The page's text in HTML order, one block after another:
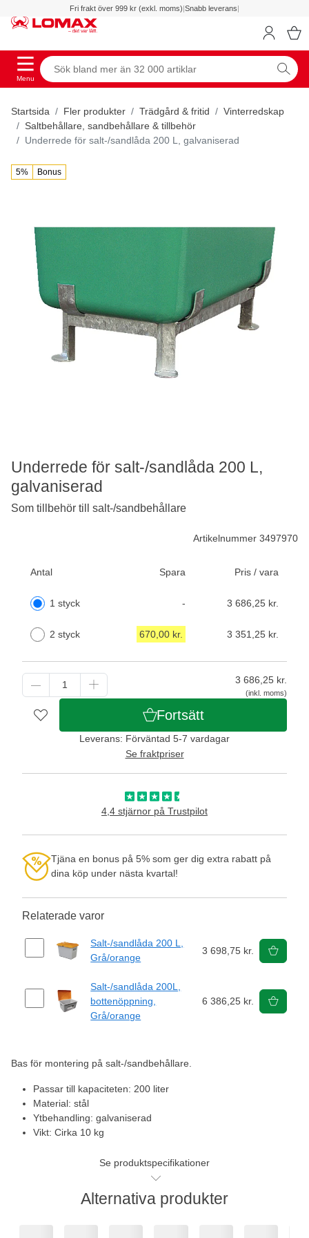
Fri frakt över 999 kr (exkl. moms)|Snabb leverans|
Menu
Startsida Fler produkter Trädgård & fritid
Vinterredskap
Saltbehållare, sandbehållare & tillbehör
Underrede för salt-/sandlåda 200 L, galvaniserad
5% Bonus
Bas för montering på salt-/sandbehållare.
Passar till kapaciteten: 200 liter
Material: stål
Ytbehandling: galvaniserad
Vikt: Cirka 10 kg
Se produktspecifikationer
Artikelnummer 3497970
Antal Spara Pris / vara
1 styck - 3 686,25 kr.
2 styck 670,00 kr. 3 351,25 kr.
3 686,25 kr.
(inkl. moms)
Fortsätt
Leverans: Förväntad 5-7 vardagar
Se fraktpriser
4,4 stjärnor på Trustpilot
Tjäna en bonus på 5% som ger dig extra rabatt på
dina köp under nästa kvartal!
Relaterade varor
Salt-/sandlåda 200 L,
Grå/orange
3 698,75 kr.
Salt-/sandlåda 200L,
bottenöppning,
Grå/orange
6 386,25 kr.
Underrede för salt-/sandlåda 200 L,
galvaniserad
Som tillbehör till salt-/sandbehållare
Alternativa produkter